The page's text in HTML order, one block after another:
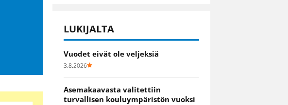
LUKIJALTA
Vuodet eivät ole veljeksiä
3.8.2026
Asemakaavasta valitettiin
turvallisen kouluympäristön vuoksi